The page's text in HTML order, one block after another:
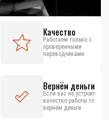
Качество
Работаем только с
проверенными
переводчиками
Вернём деньги
Если вас не устроит
качество работы то
вернём деньги